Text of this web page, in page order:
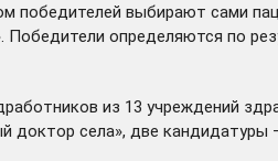
победителей выбирают сами
определяются по
из 13 учреждений
доктор села», две